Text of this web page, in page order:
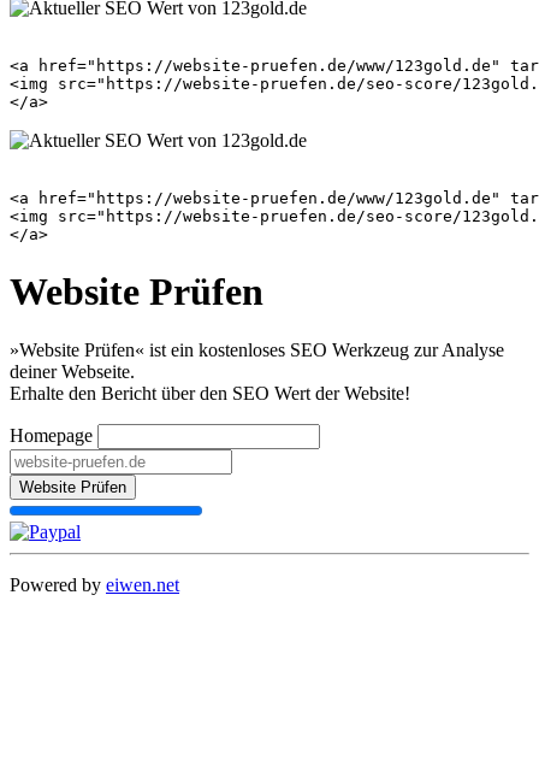
<a href="https://website-pruefen.de/www/123gold.de"
<img src="https://website-pruefen.de/seo-score/
<a href="https://website-pruefen.de/www/123gold.de"
<img src="https://website-pruefen.de/seo-score/
Website Prüfen
»Website Prüfen« ist ein kostenloses SEO Werkzeug zur Analyse
deiner Webseite.
Erhalte den Bericht über den SEO Wert der Website!
Homepage
Website Prüfen
Powered by eiwen.net